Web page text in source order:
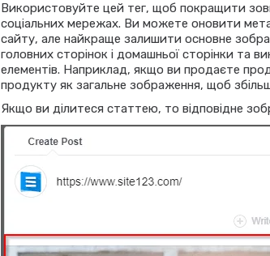
Використовуйте цей тег, щоб покращити
соціальних мережах. Ви можете оновити
сайту, але найкраще залишити основне
головних сторінок і домашньої сторінки та
елементів. Наприклад, якщо ви продаєте
продукту як загальне зображення, щоб
Якщо ви ділитеся статтею, то відповідне